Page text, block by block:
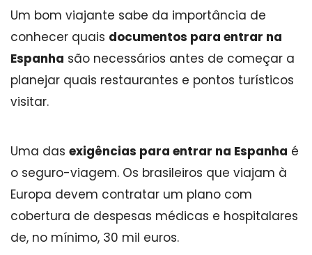
Um bom viajante sabe da importância de
conhecer quais documentos para entrar na
Espanha são necessários antes de começar a
planejar quais restaurantes e pontos turísticos
visitar.
Uma das exigências para entrar na Espanha é
o seguro-viagem. Os brasileiros que viajam à
Europa devem contratar um plano com
cobertura de despesas médicas e hospitalares
de, no mínimo, 30 mil euros.